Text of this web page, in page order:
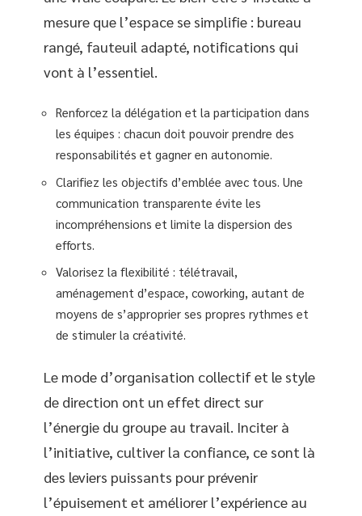
mesure que l’espace se simplifie : bureau
rangé, fauteuil adapté, notifications qui
vont à l’essentiel.
Renforcez la délégation et la participation dans
les équipes : chacun doit pouvoir prendre des
responsabilités et gagner en autonomie.
Clarifiez les objectifs d’emblée avec tous. Une
communication transparente évite les
incompréhensions et limite la dispersion des
efforts.
Valorisez la flexibilité : télétravail,
aménagement d’espace, coworking, autant de
moyens de s’approprier ses propres rythmes et
de stimuler la créativité.
Le mode d’organisation collectif et le style
de direction ont un effet direct sur
l’énergie du groupe au travail. Inciter à
l’initiative, cultiver la confiance, ce sont là
des leviers puissants pour prévenir
l’épuisement et améliorer l’expérience au